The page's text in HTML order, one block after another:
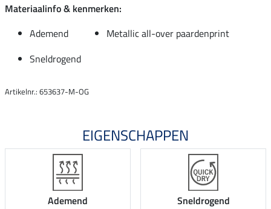
Materiaalinfo & kenmerken:
Ademend
Metallic all-over paardenprint
Sneldrogend
Artikelnr.: 653637-M-OG
EIGENSCHAPPEN
Ademend Sneldrogend